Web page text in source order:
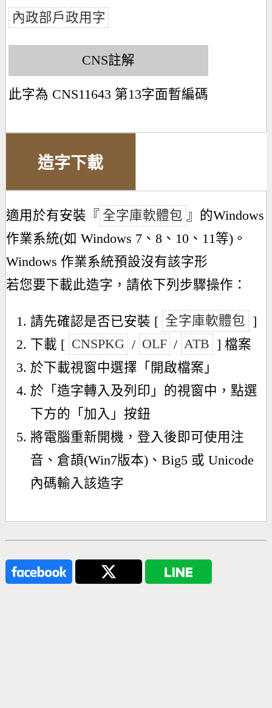
內政部戶政用字
CNS註解
此字為 CNS11643 第13字面暫編碼
造字下載
適用於有安裝『 全字庫軟體包 』的Windows
作業系統(如 Windows 7、8、10、11等)。
Windows 作業系統預設沒有該字形
若您要下載此造字，請依下列步驟操作：
請先確認是否已安裝 [ 全字庫軟體包 ]
下載 [ CNSPKG / OLF / ATB ] 檔案
於下載視窗中選擇「開啟檔案」
於「造字轉入及列印」的視窗中，點選
下方的「加入」按鈕
將電腦重新開機，登入後即可使用注
音、倉頡(Win7版本)、Big5 或 Unicode
內碼輸入該造字